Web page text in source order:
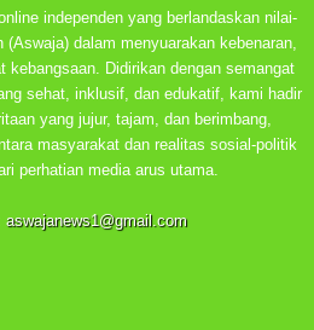
independen yang berlandaskan nilai-
dalam menyuarakan kebenaran,
kebangsaan. Didirikan dengan semangat
sehat, inklusif, dan edukatif, kami hadir
yang jujur, tajam, dan berimbang,
masyarakat dan realitas sosial-politik
perhatian media arus utama.
aswajanews1@gmail.com